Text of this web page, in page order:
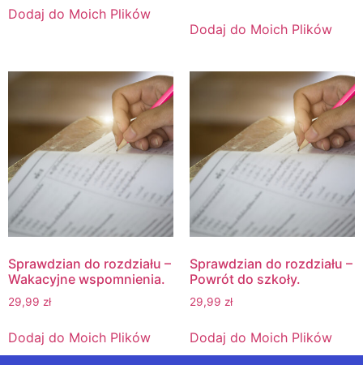
Dodaj do Moich Plików
Dodaj do Moich Plików
Sprawdzian do rozdziału –
Wakacyjne wspomnienia.
29,99 zł
Dodaj do Moich Plików
Sprawdzian do rozdziału –
Powrót do szkoły.
29,99 zł
Dodaj do Moich Plików